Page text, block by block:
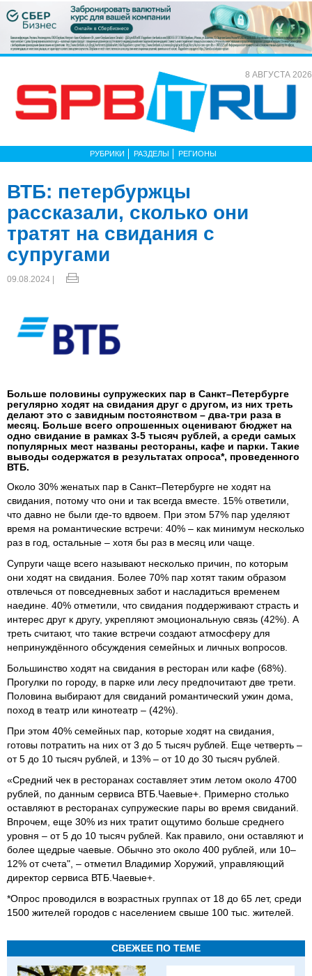
8 АВГУСТА 2026
РУБРИКИ РАЗДЕЛЫ РЕГИОНЫ
ВТБ: петербуржцы
рассказали, сколько они
тратят на свидания с
супругами
09.08.2024 |
Больше половины супружеских пар в Санкт–Петербурге
регулярно ходят на свидания друг с другом, из них треть
делают это с завидным постоянством – два-три раза в
месяц. Больше всего опрошенных оценивают бюджет на
одно свидание в рамках 3-5 тысяч рублей, а среди самых
популярных мест названы рестораны, кафе и парки. Такие
выводы содержатся в результатах опроса*, проведенного
ВТБ.
Около 30% женатых пар в Санкт–Петербурге не ходят на
свидания, потому что они и так всегда вместе. 15% ответили,
что давно не были где-то вдвоем. При этом 57% пар уделяют
время на романтические встречи: 40% – как минимум несколько
раз в год, остальные – хотя бы раз в месяц или чаще.
Супруги чаще всего называют несколько причин, по которым
они ходят на свидания. Более 70% пар хотят таким образом
отвлечься от повседневных забот и насладиться временем
наедине. 40% отметили, что свидания поддерживают страсть и
интерес друг к другу, укрепляют эмоциональную связь (42%). А
треть считают, что такие встречи создают атмосферу для
непринуждённого обсуждения семейных и личных вопросов.
Большинство ходят на свидания в ресторан или кафе (68%).
Прогулки по городу, в парке или лесу предпочитают две трети.
Половина выбирают для свиданий романтический ужин дома,
поход в театр или кинотеатр – (42%).
При этом 40% семейных пар, которые ходят на свидания,
готовы потратить на них от 3 до 5 тысяч рублей. Еще четверть –
от 5 до 10 тысяч рублей, и 13% – от 10 до 30 тысяч рублей.
«Средний чек в ресторанах составляет этим летом около 4700
рублей, по данным сервиса ВТБ.Чаевые+. Примерно столько
оставляют в ресторанах супружеские пары во время свиданий.
Впрочем, еще 30% из них тратит ощутимо больше среднего
уровня – от 5 до 10 тысяч рублей. Как правило, они оставляют и
более щедрые чаевые. Обычно это около 400 рублей, или 10–
12% от счета", – отметил Владимир Хоружий, управляющий
директор сервиса ВТБ.Чаевые+.
*Опрос проводился в возрастных группах от 18 до 65 лет, среди
1500 жителей городов с населением свыше 100 тыс. жителей.
СВЕЖЕЕ ПО ТЕМЕ